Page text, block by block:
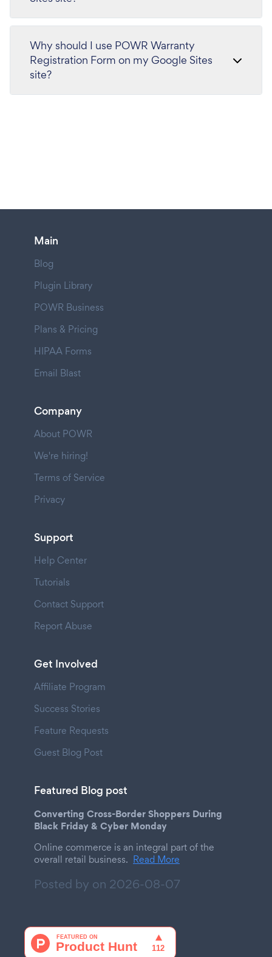
Why should I use POWR Warranty
Registration Form on my Google Sites
site?
Main
Blog
Plugin Library
POWR Business
Plans & Pricing
HIPAA Forms
Email Blast
Company
About POWR
We're hiring!
Terms of Service
Privacy
Support
Help Center
Tutorials
Contact Support
Report Abuse
Get Involved
Affiliate Program
Success Stories
Feature Requests
Guest Blog Post
Featured Blog post
Converting Cross-Border Shoppers During
Black Friday & Cyber Monday
Online commerce is an integral part of the
overall retail business. Read More
Posted by on 2026-08-07